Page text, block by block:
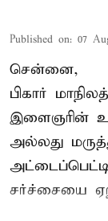
Published on: 07
சென்னை,
பிகார்
இளைஞரின்
அல்லது
சர்ச்சையை